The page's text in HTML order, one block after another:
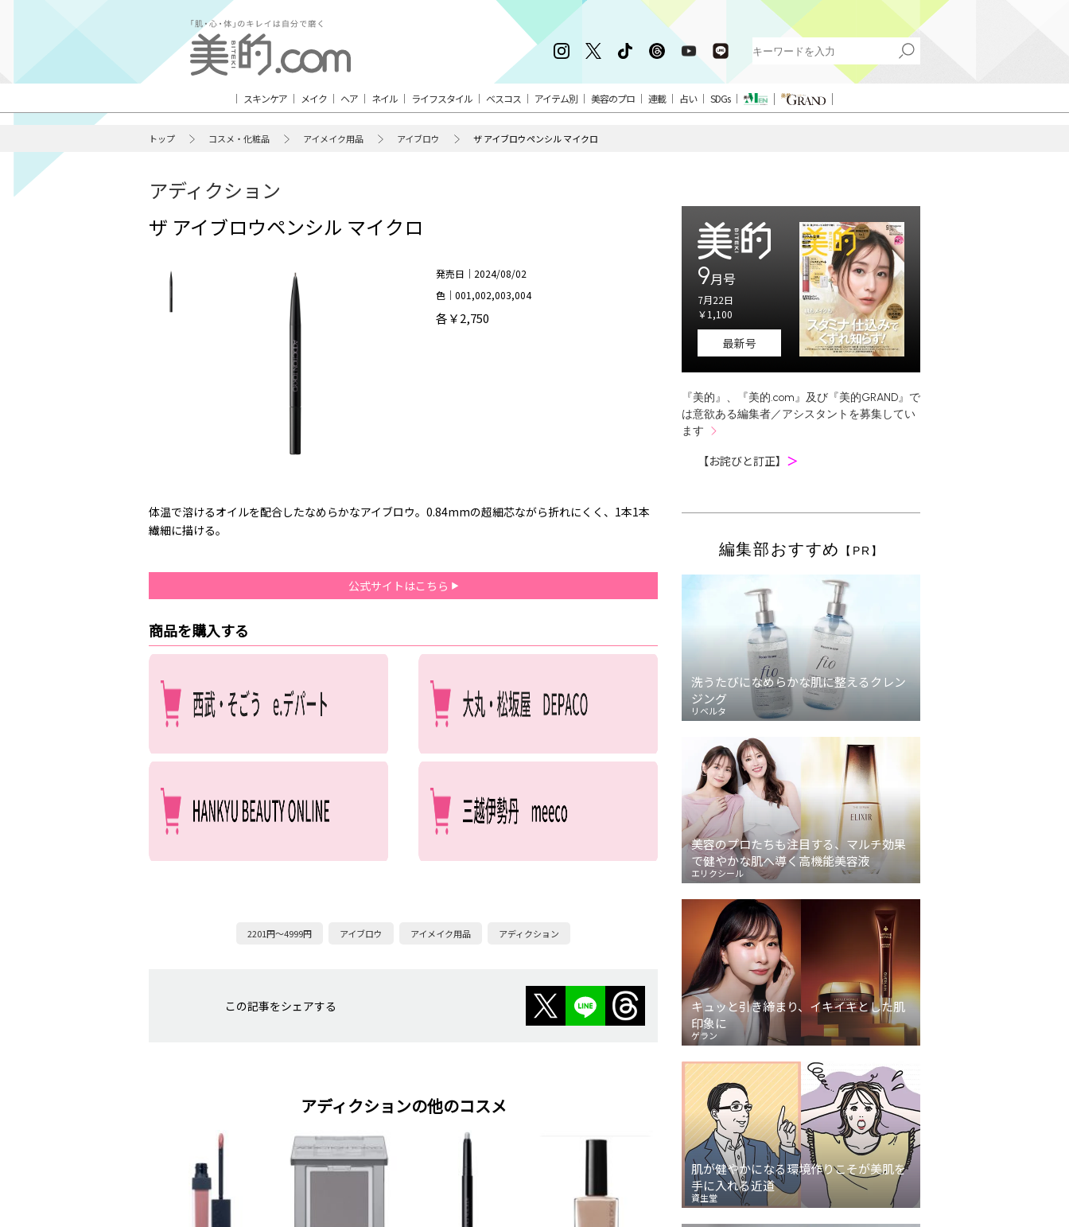
スキンケア メイク ヘア ネイル ライフスタイル ベスコス アイテム別 美容のプロ 連載 占い SDGs
トップ コスメ・化粧品 アイメイク用品 アイブロウ ザ アイブロウペンシル マイクロ
アディクション
ザ アイブロウペンシル マイクロ
発売日｜2024/08/02
色｜001,002,003,004
各￥2,750
体温で溶けるオイルを配合したなめらかなアイブロウ。0.84mmの超細芯ながら折れにくく、1本1本
繊細に描ける。
公式サイトはこちら
商品を購入する
2201円～4999円 アイブロウ アイメイク用品 アディクション
この記事をシェアする
アディクションの他のコスメ
9月号
7月22日
￥1,100
最新号
『美的』、『美的.com』及び『美的GRAND』で
は意欲ある編集者／アシスタントを募集してい
ます
【お詫びと訂正】 ＞
編集部おすすめ 【PR】
洗うたびになめらかな肌に整えるクレン
ジング
リベルタ
美容のプロたちも注目する、マルチ効果
で健やかな肌へ導く高機能美容液
エリクシール
キュッと引き締まり、イキイキとした肌
印象に
ゲラン
肌が健やかになる環境作りこそが美肌を
手に入れる近道
資生堂